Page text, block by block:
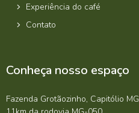
Experiência do café
Contato
Conheça nosso espaço
Fazenda Grotãozinho, Capitólio